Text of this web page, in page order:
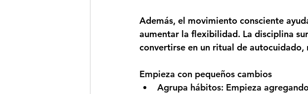
Además, el movimiento consciente
aumentar la flexibilidad. La disciplina
convertirse en un ritual de autocuidado,
Empieza con pequeños cambios
Agrupa hábitos: Empieza